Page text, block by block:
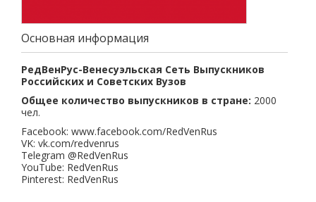
Основная информация
РедВенРус-Венесуэльская Сеть Выпускников
Российских и Советских Вузов
Общее количество выпускников в стране: 2000
чел.
Facebook: www.facebook.com/RedVenRus
VK: vk.com/redvenrus
Telegram @RedVenRus
YouTube: RedVenRus
Pinterest: RedVenRus